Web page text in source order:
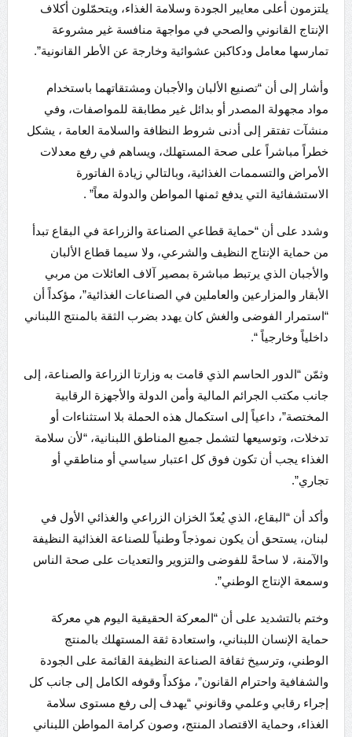
يلتزمون أعلى معايير الجودة وسلامة الغذاء، ويتحمّلون أكلاف
الإنتاج القانوني والصحي في مواجهة منافسة غير مشروعة
تمارسها معامل ودكاكبن عشوائية وخارجة عن الأطر القانونية”.
وأشار إلى أن “تصنيع الألبان والأجبان ومشتقاتهما باستخدام
مواد مجهولة المصدر أو بدائل غير مطابقة للمواصفات، وفي
منشآت تفتقر إلى أدنى شروط النظافة والسلامة العامة ، يشكل
خطراً مباشراً على صحة المستهلك، ويساهم في رفع معدلات
الأمراض والتسممات الغذائية، وبالتالي زيادة الفاتورة
الاستشفائية التي يدفع ثمنها المواطن والدولة معاً” .
وشدد على أن “حماية قطاعي الصناعة والزراعة في البقاع تبدأ
من حماية الإنتاج النظيف والشرعي، ولا سيما قطاع الألبان
والأجبان الذي يرتبط مباشرة بمصير آلاف العائلات من مربي
الأبقار والمزارعين والعاملين في الصناعات الغذائية”، مؤكداً أن
“استمرار الفوضى والغش كان يهدد بضرب الثقة بالمنتج اللبناني
داخلياً وخارجياً “.
وثمّن “الدور الحاسم الذي قامت به وزارتا الزراعة والصناعة، إلى
جانب مكتب الجرائم المالية وأمن الدولة والأجهزة الرقابية
المختصة”، داعياً إلى استكمال هذه الحملة بلا استثناءات أو
تدخلات، وتوسيعها لتشمل جميع المناطق اللبنانية، “لأن سلامة
الغذاء يجب أن تكون فوق كل اعتبار سياسي أو مناطقي أو
تجاري”.
وأكد أن “البقاع، الذي يُعدّ الخزان الزراعي والغذائي الأول في
لبنان، يستحق أن يكون نموذجاً وطنياً للصناعة الغذائية النظيفة
والآمنة، لا ساحةً للفوضى والتزوير والتعديات على صحة الناس
وسمعة الإنتاج الوطني”.
وختم بالتشديد على أن “المعركة الحقيقية اليوم هي معركة
حماية الإنسان اللبناني، واستعادة ثقة المستهلك بالمنتج
الوطني، وترسيخ ثقافة الصناعة النظيفة القائمة على الجودة
والشفافية واحترام القانون”، مؤكداً وقوفه الكامل إلى جانب كل
إجراء رقابي وعلمي وقانوني “يهدف إلى رفع مستوى سلامة
الغذاء، وحماية الاقتصاد المنتج، وصون كرامة المواطن اللبناني